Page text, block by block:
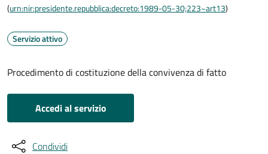
(urn:nir:presidente.repubblica:decreto:1989-05-30;223~art13)
Servizio attivo
Procedimento di costituzione della convivenza di fatto
Accedi al servizio
Condividi